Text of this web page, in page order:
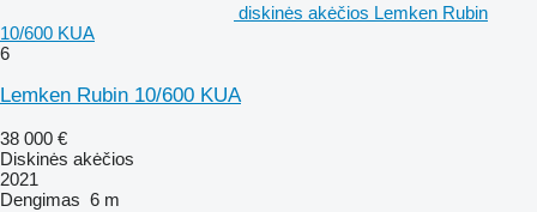
diskinės akėčios Lemken Rubin
10/600 KUA
6
Lemken Rubin 10/600 KUA
38 000 €
Diskinės akėčios
2021
Dengimas 6 m